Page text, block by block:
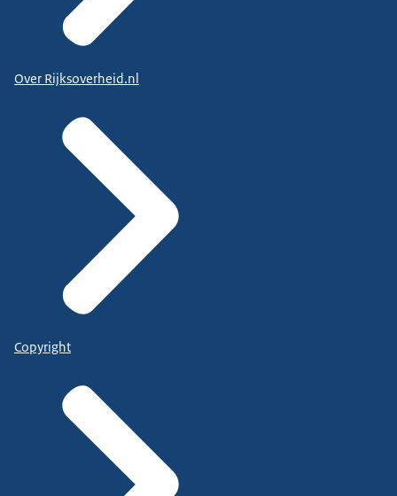
Over Rijksoverheid.nl
Copyright